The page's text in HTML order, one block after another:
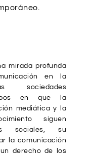
mirada profunda
en la
sociedades
en que la
mediática y la
siguen
sociales, su
la comunicación
derecho de los